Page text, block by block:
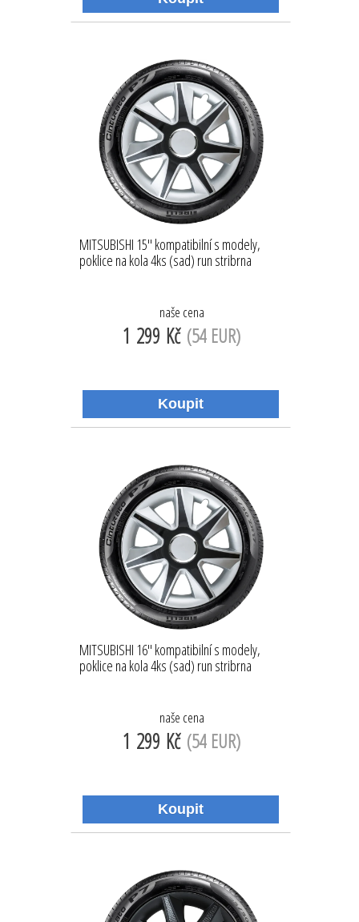
MITSUBISHI 15'' kompatibilní s modely,
poklice na kola 4ks (sad) run stribrna
naše cena
1 299 Kč (54 EUR)
MITSUBISHI 16'' kompatibilní s modely,
poklice na kola 4ks (sad) run stribrna
naše cena
1 299 Kč (54 EUR)